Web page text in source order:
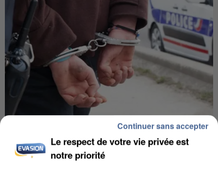
L’UN DES FONDATEURS SUPPOSÉS DE LA DZ
MAFIA INTERPELLÉ EN ALGÉRIE
Le respect de votre vie privée est
notre priorité
Continuer sans accepter